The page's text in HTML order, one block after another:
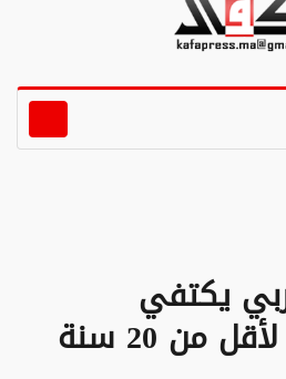
يكتفي
من 20 سنة